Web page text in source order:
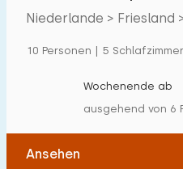
IJsselmeers
Niederlande > Friesland
10 Personen | 5
Wochenende ab
ausgehend von 6
Ansehen